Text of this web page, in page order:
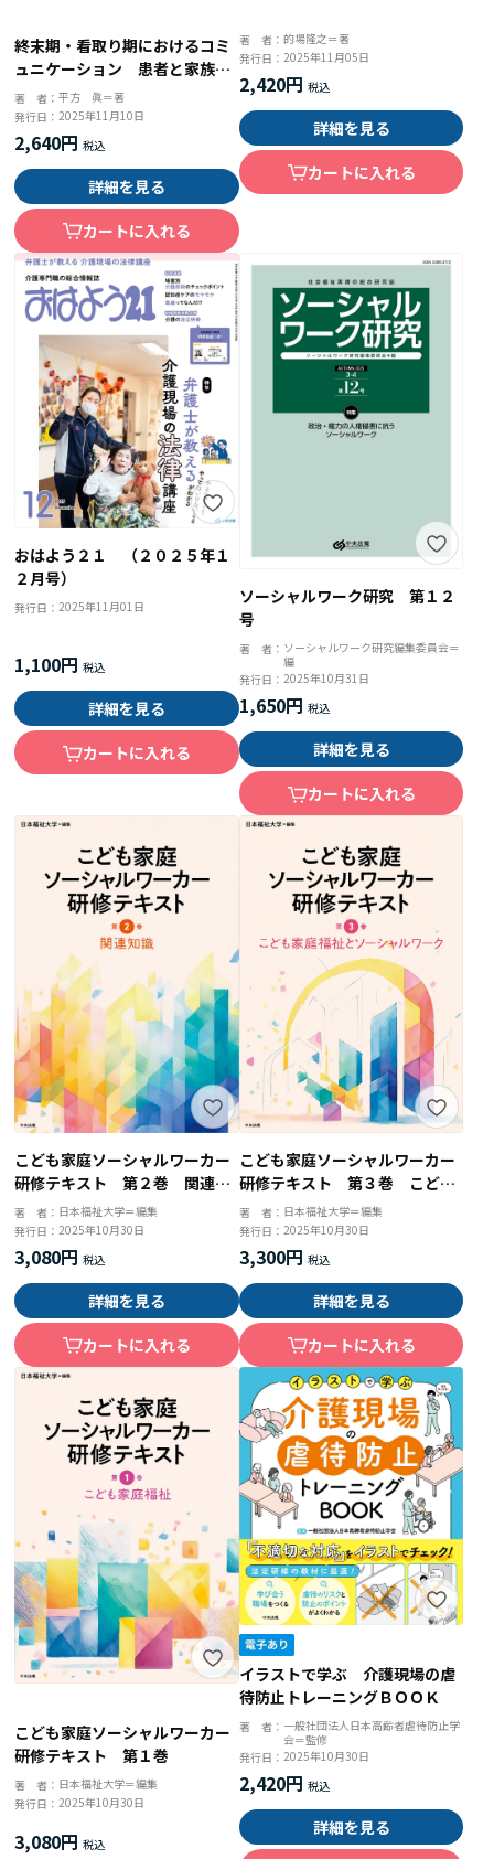
終末期・看取り期におけるコミ
ュニケーション 患者と家族に
寄り添う「声かけ」と「対応」
著 者：平方 眞＝著
発行日：2025年11月10日
2,640円
詳細を見る
カートに入れる
著 者： 的場隆之＝著
発行日： 2025年11月05日
2,420円
詳細を見る
カートに入れる
おはよう２１ （２０２５年１
２月号）
発行日：2025年11月01日
1,100円
詳細を見る
カートに入れる
ソーシャルワーク研究 第１２
号
著 者： ソーシャルワーク研究編集委員会＝
編
発行日： 2025年10月31日
1,650円
詳細を見る
カートに入れる
こども家庭ソーシャルワーカー
研修テキスト 第２巻 関連知
識
著 者： 日本福祉大学＝編集
発行日：2025年10月30日
3,080円
詳細を見る
カートに入れる
こども家庭ソーシャルワーカー
研修テキスト 第３巻 こども
家庭福祉とソーシャルワーク
著 者： 日本福祉大学＝編集
発行日： 2025年10月30日
3,300円
詳細を見る
カートに入れる
こども家庭ソーシャルワーカー
研修テキスト 第１巻
著 者： 日本福祉大学＝編集
発行日：2025年10月30日
3,080円
イラストで学ぶ 介護現場の虐
待防止トレーニングＢＯＯＫ
著 者： 一般社団法人日本高齢者虐待防止学
会＝監修
発行日： 2025年10月30日
2,420円
詳細を見る